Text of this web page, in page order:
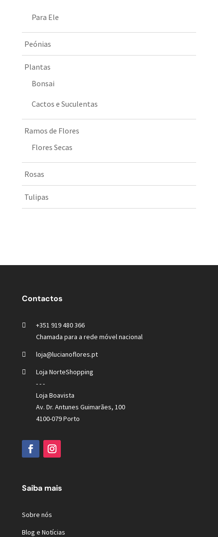
Para Ele
Peónias
Plantas
Bonsai
Cactos e Suculentas
Ramos de Flores
Flores Secas
Rosas
Tulipas
Contactos
+351 919 480 366
Chamada para a rede móvel nacional
loja@lucianoflores.pt
Loja NorteShopping
- - -
Loja Boavista
Av. Dr. Antunes Guimarães, 100
4100-079 Porto
Saiba mais
Sobre nós
Blog e Notícias